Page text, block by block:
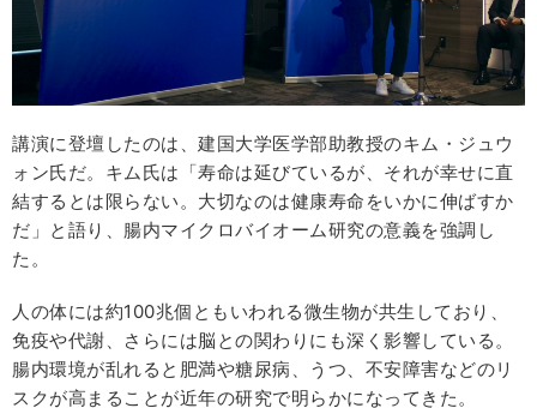
講演に登壇したのは、建国大学医学部助教授のキム・ジュウ
ォン氏だ。キム氏は「寿命は延びているが、それが幸せに直
結するとは限らない。大切なのは健康寿命をいかに伸ばすか
だ」と語り、腸内マイクロバイオーム研究の意義を強調し
た。
人の体には約100兆個ともいわれる微生物が共生しており、
免疫や代謝、さらには脳との関わりにも深く影響している。
腸内環境が乱れると肥満や糖尿病、うつ、不安障害などのリ
スクが高まることが近年の研究で明らかになってきた。